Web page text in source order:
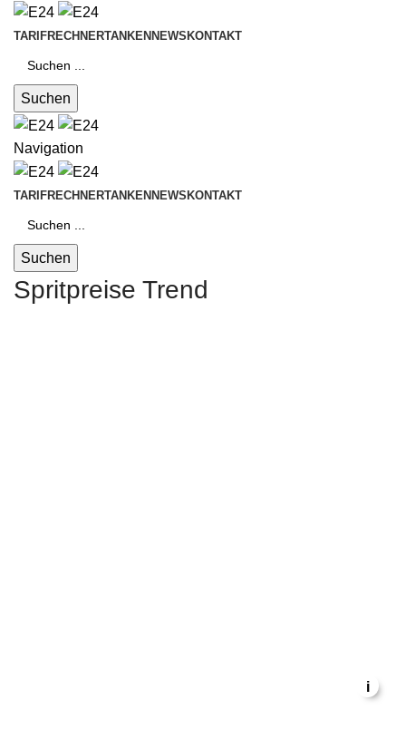
TARIFRECHNERTANKEN NEWS KONTAKT
Suchen
Navigation
TARIFRECHNERTANKEN NEWS KONTAKT
Suchen
Spritpreise Trend
i